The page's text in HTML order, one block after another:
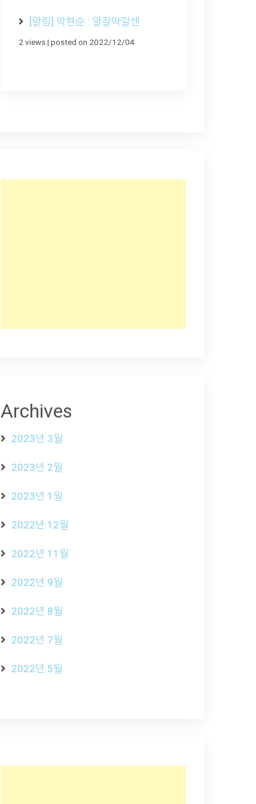
[알림] 박현순 : 알잘딱깔센
2 views| posted on 2022/12/04
Archives
2023년 3월
2023년 2월
2023년 1월
2022년 12월
2022년 11월
2022년 9월
2022년 8월
2022년 7월
2022년 5월